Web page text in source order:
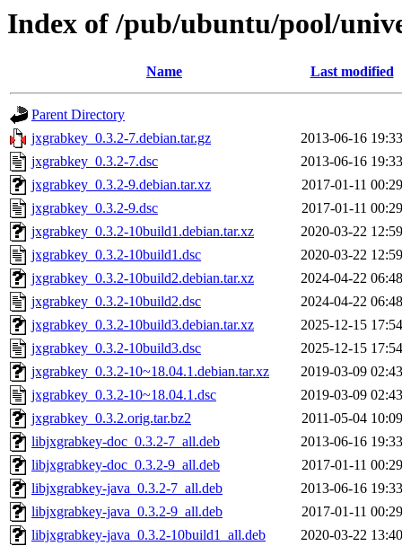
Index of /pub/ubuntu/pool/
Name Last modified
Parent Directory
jxgrabkey_0.3.2-7.debian.tar.gz
2013-06-16 19:33
jxgrabkey_0.3.2-7.dsc
2013-06-16 19:33
jxgrabkey_0.3.2-9.debian.tar.xz
2017-01-11 00:29
jxgrabkey_0.3.2-9.dsc
2017-01-11 00:29
jxgrabkey_0.3.2-10build1.debian.tar.xz
2020-03-22 12:59
jxgrabkey_0.3.2-10build1.dsc
2020-03-22 12:59
jxgrabkey_0.3.2-10build2.debian.tar.xz
2024-04-22 06:48
jxgrabkey_0.3.2-10build2.dsc
2024-04-22 06:48
jxgrabkey_0.3.2-10build3.debian.tar.xz
2025-12-15 17:54
jxgrabkey_0.3.2-10build3.dsc
2025-12-15 17:54
jxgrabkey_0.3.2-10~18.04.1.debian.tar.xz
2019-03-09 02:43
jxgrabkey_0.3.2-10~18.04.1.dsc
2019-03-09 02:43
jxgrabkey_0.3.2.orig.tar.bz2
2011-05-04 10:09
libjxgrabkey-doc_0.3.2-7_all.deb
2013-06-16 19:33
libjxgrabkey-doc_0.3.2-9_all.deb
2017-01-11 00:29
libjxgrabkey-java_0.3.2-7_all.deb
2013-06-16 19:33
libjxgrabkey-java_0.3.2-9_all.deb
2017-01-11 00:29
libjxgrabkey-java_0.3.2-10build1_all.deb
2020-03-22 13:40